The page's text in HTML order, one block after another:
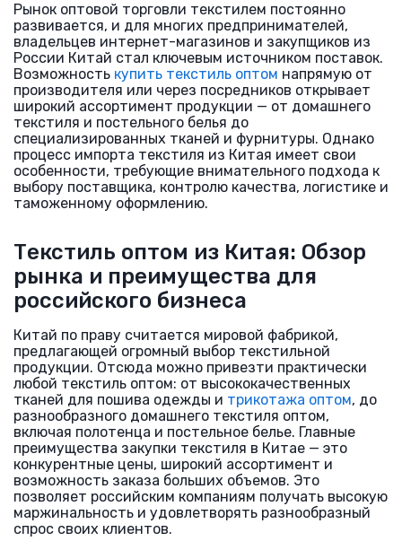
Рынок оптовой торговли текстилем постоянно
развивается, и для многих предпринимателей,
владельцев интернет-магазинов и закупщиков из
России Китай стал ключевым источником поставок.
Возможность купить текстиль оптом напрямую от
производителя или через посредников открывает
широкий ассортимент продукции — от домашнего
текстиля и постельного белья до
специализированных тканей и фурнитуры. Однако
процесс импорта текстиля из Китая имеет свои
особенности, требующие внимательного подхода к
выбору поставщика, контролю качества, логистике и
таможенному оформлению.
Текстиль оптом из Китая: Обзор
рынка и преимущества для
российского бизнеса
Китай по праву считается мировой фабрикой,
предлагающей огромный выбор текстильной
продукции. Отсюда можно привезти практически
любой текстиль оптом: от высококачественных
тканей для пошива одежды и трикотажа оптом, до
разнообразного домашнего текстиля оптом,
включая полотенца и постельное белье. Главные
преимущества закупки текстиля в Китае — это
конкурентные цены, широкий ассортимент и
возможность заказа больших объемов. Это
позволяет российским компаниям получать высокую
маржинальность и удовлетворять разнообразный
спрос своих клиентов.